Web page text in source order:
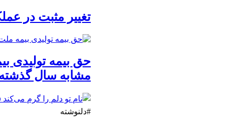
تغییر مثبت در عملکرد
مشابه سال
#دلنوشته